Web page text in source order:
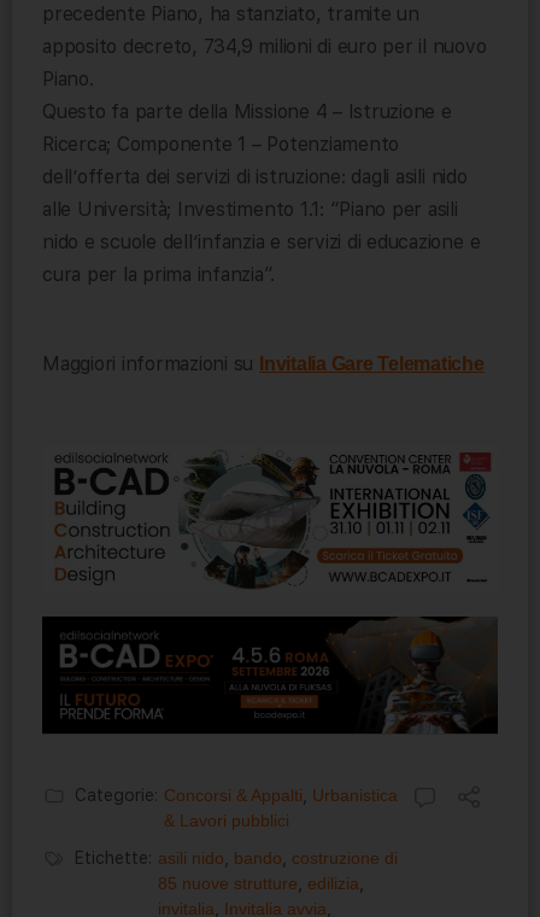
precedente Piano, ha stanziato, tramite un
apposito decreto, 734,9 milioni di euro per il nuovo
Piano.
Questo fa parte della Missione 4 – Istruzione e
Ricerca; Componente 1 – Potenziamento
dell’offerta dei servizi di istruzione: dagli asili nido
alle Università; Investimento 1.1: “Piano per asili
nido e scuole dell’infanzia e servizi di educazione e
cura per la prima infanzia”.
Maggiori informazioni su Invitalia Gare Telematiche
Categorie: Concorsi & Appalti, Urbanistica
& Lavori pubblici
Etichette: asili nido, bando, costruzione di
85 nuove strutture, edilizia,
invitalia, Invitalia avvia,